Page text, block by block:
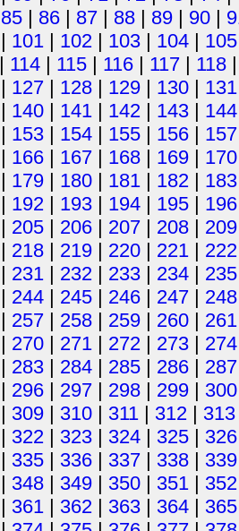
85 | 86 | 87 | 88 | 89 | 90 |
| 101 | 102 | 103 | 104 | 105
| 114 | 115 | 116 | 117 | 118
| 127 | 128 | 129 | 130 | 131
| 140 | 141 | 142 | 143 | 144
| 153 | 154 | 155 | 156 | 157
| 166 | 167 | 168 | 169 | 170
| 179 | 180 | 181 | 182 | 183
| 192 | 193 | 194 | 195 | 196
| 205 | 206 | 207 | 208 | 209
| 218 | 219 | 220 | 221 | 222
| 231 | 232 | 233 | 234 | 235
| 244 | 245 | 246 | 247 | 248
| 257 | 258 | 259 | 260 | 261
| 270 | 271 | 272 | 273 | 274
| 283 | 284 | 285 | 286 | 287
| 296 | 297 | 298 | 299 | 300
| 309 | 310 | 311 | 312 | 313
| 322 | 323 | 324 | 325 | 326
| 335 | 336 | 337 | 338 | 339
| 348 | 349 | 350 | 351 | 352
| 361 | 362 | 363 | 364 | 365